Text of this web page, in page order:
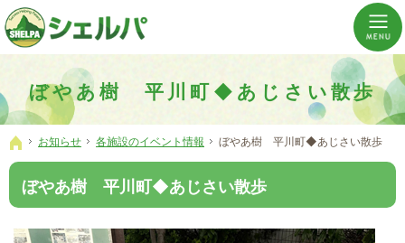
ぼやあ樹 平川町◆あじさい散歩
介護の「通い・泊まり・訪問」から必要なものだけをご提供。介護のことならシェルパへ。
横浜市神奈川区 事業所数No,1の小規模多機能型居宅介護ぼやあ樹
ホーム
お知らせ 各施設のイベント情報 ぼやあ樹 平川町◆あじさい散歩
ぼやあ樹 平川町◆あじさい散歩